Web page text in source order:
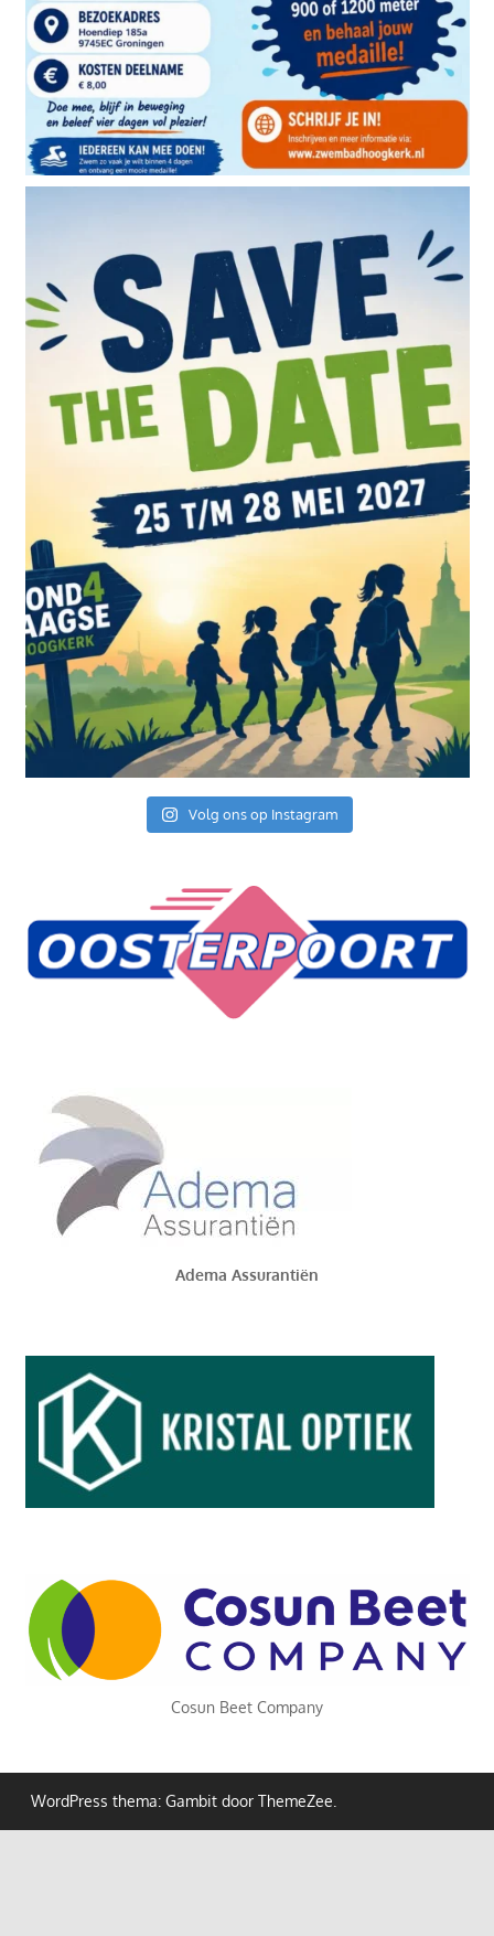
Volg ons op Instagram
Adema Assurantiën
Cosun Beet Company
WordPress thema: Gambit door ThemeZee.